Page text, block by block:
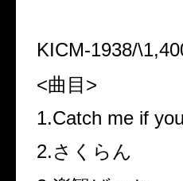
KICM-1938/
<曲目>
1.Catch me if
2.さくらん